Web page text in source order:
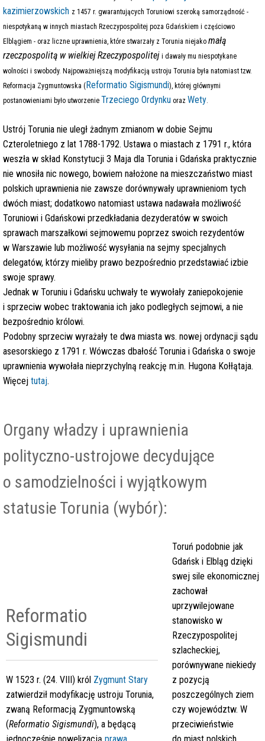
kazimierzowskich z 1457 r. gwarantujących Toruniowi szeroką samorządność -
niespotykaną w innych miastach Rzeczypospolitej poza Gdańskiem i częściowo
Elblągiem - oraz liczne uprawnienia, które stwarzały z Torunia niejako małą
rzeczpospolitą w wielkiej Rzeczypospolitej i dawały mu niespotykane
wolności i swobody. Najpoważniejszą modyfikacją ustroju Torunia była natomiast tzw.
Reformacja Zygmuntowska (Reformatio Sigismundi), której głównymi
postanowieniami było utworzenie Trzeciego Ordynku oraz Wety.
Ustrój Torunia nie uległ żadnym zmianom w dobie Sejmu
Czteroletniego z lat 1788-1792. Ustawa o miastach z 1791 r., która
weszła w skład Konstytucji 3 Maja dla Torunia i Gdańska praktycznie
nie wnosiła nic nowego, bowiem nałożone na mieszczaństwo miast
polskich uprawnienia nie zawsze dorównywały uprawnieniom tych
dwóch miast; dodatkowo natomiast ustawa nadawała możliwość
Toruniowi i Gdańskowi przedkładania dezyderatów w swoich
sprawach marszałkowi sejmowemu poprzez swoich rezydentów
w Warszawie lub możliwość wysyłania na sejmy specjalnych
delegatów, którzy mieliby prawo bezpośrednio przedstawiać izbie
swoje sprawy.
Jednak w Toruniu i Gdańsku uchwały te wywołały zaniepokojenie
i sprzeciw wobec traktowania ich jako podległych sejmowi, a nie
bezpośrednio królowi.
Podobny sprzeciw wyrażały te dwa miasta ws. nowej ordynacji sądu
asesorskiego z 1791 r. Wówczas dbałość Torunia i Gdańska o swoje
uprawnienia wywołała nieprzychylną reakcję m.in. Hugona Kołłątaja.
Więcej tutaj.
Organy władzy i uprawnienia
polityczno-ustrojowe decydujące
o samodzielności i wyjątkowym
statusie Torunia (wybór):
Reformatio
Sigismundi
W 1523 r. (24. VIII) król Zygmunt Stary
zatwierdził modyfikację ustroju Torunia,
zwaną Reformacją Zygmuntowską
(Reformatio Sigismundi), a będącą
Toruń podobnie jak
Gdańsk i Elbląg dzięki
swej sile ekonomicznej
zachował
uprzywilejowane
stanowisko w
Rzeczypospolitej
szlacheckiej,
porównywane niekiedy
z pozycją
poszczególnych ziem
czy województw. W
przeciwieństwie